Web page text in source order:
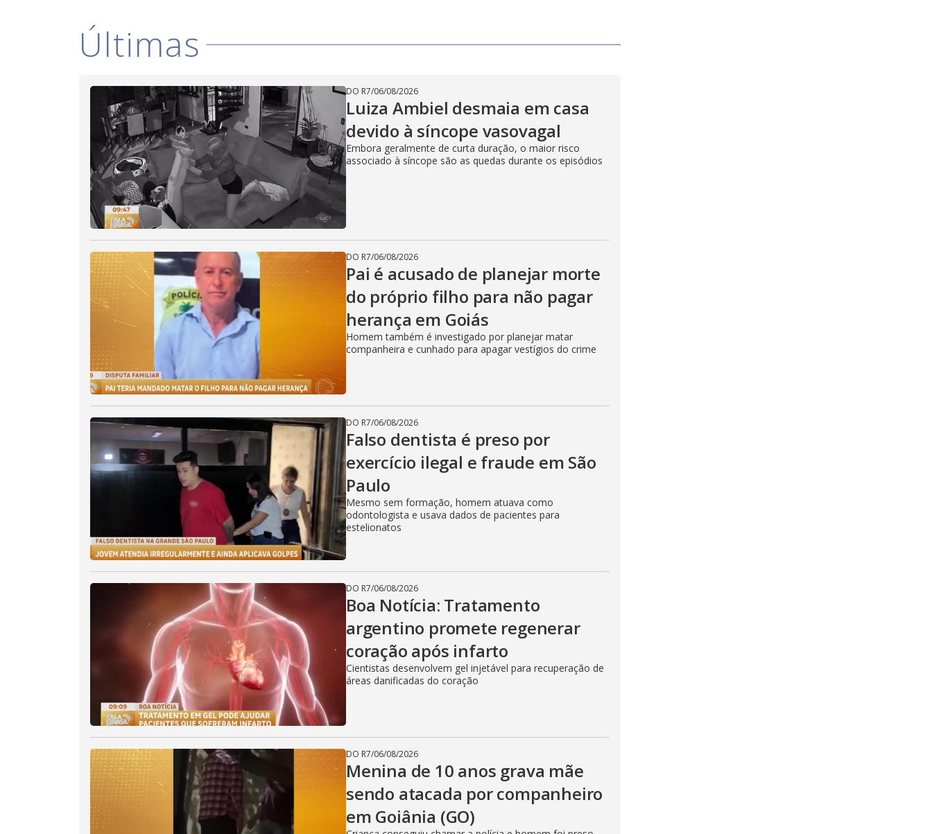
Últimas
DO R7/06/08/2026
Luiza Ambiel desmaia em casa
devido à síncope vasovagal
Embora geralmente de curta duração, o maior risco
associado à síncope são as quedas durante os episódios
DO R7/06/08/2026
Pai é acusado de planejar morte
do próprio filho para não pagar
herança em Goiás
Homem também é investigado por planejar matar
companheira e cunhado para apagar vestígios do crime
DO R7/06/08/2026
Falso dentista é preso por
exercício ilegal e fraude em São
Paulo
Mesmo sem formação, homem atuava como
odontologista e usava dados de pacientes para
estelionatos
DO R7/06/08/2026
Boa Notícia: Tratamento
argentino promete regenerar
coração após infarto
Cientistas desenvolvem gel injetável para recuperação de
áreas danificadas do coração
DO R7/06/08/2026
Menina de 10 anos grava mãe
sendo atacada por companheiro
em Goiânia (GO)